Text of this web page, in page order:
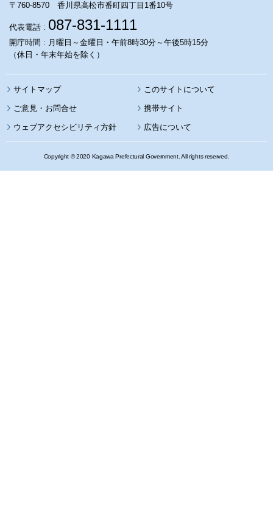
〒760-8570 香川県高松市番町四丁目1番10号
代表電話 : 087-831-1111
開庁時間 : 月曜日～金曜日・午前8時30分～午後5時15分
（休日・年末年始を除く）
サイトマップ このサイトについて
携帯サイト
ウェブアクセシビリティ方針 広告について
Copyright © 2020 Kagawa Prefectural Government. All rights reserved.